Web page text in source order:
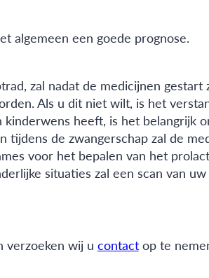
algemeen een goede prognose.
zal nadat de medicijnen
Als u dit niet wilt, is het
heeft, is het belangrijk
de zwangerschap zal de
voor het bepalen van het
situaties zal een scan van
verzoeken wij u contactop te